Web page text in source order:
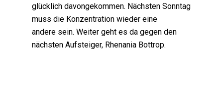
glücklich davongekommen. Nächsten Sonntag
muss die Konzentration wieder eine
andere sein. Weiter geht es da gegen den
nächsten Aufsteiger, Rhenania Bottrop.